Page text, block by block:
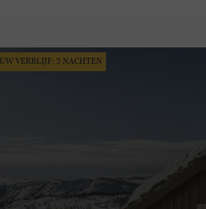
UW VERBLIJF: 2 NACHTEN